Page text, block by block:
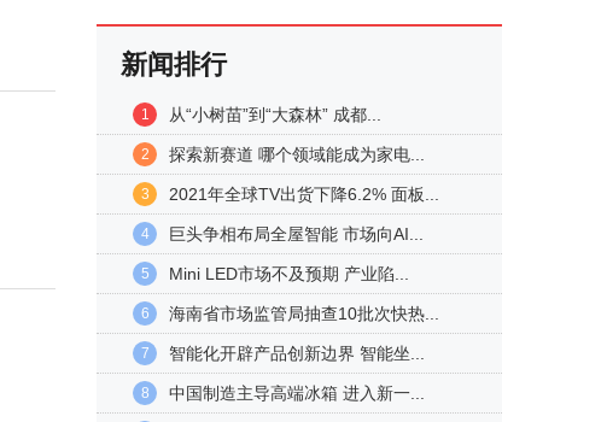
新闻排行
1 从“小树苗”到“大森林” 成都...
2 探索新赛道 哪个领域能成为家电...
3 2021年全球TV出货下降6.2% 面板...
4 巨头争相布局全屋智能 市场向AI...
5 Mini LED市场不及预期 产业陷...
6 海南省市场监管局抽查10批次快热...
7 智能化开辟产品创新边界 智能坐...
8 中国制造主导高端冰箱 进入新一...